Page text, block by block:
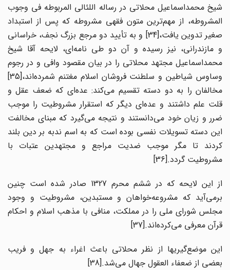
شیخ محمداسماعیل محلاتی در رساله اللئالی المربوطه فی وجوب
المشروطه، از مهم‌ترین متون فقهی مشروطه که پس از استبداد
صغیر تدوین یافت،[34] و به تأیید دو مرجع بزرگ نجف، خراسانی
و مازندرانی، نیز رسیده و آن دو طی نامه‌ای، لایحه آقا شیخ
محمداسماعیل مجتهد محلاتی را در بیان مقصود وافی و در رجوم
وساوس شیاطین و سلطنت فروشان اسلام مغتنم شمرده‌اند،[35]
مخالفان را به دو دسته تقسیم می‌کند: عده‌ای که ضعف عقل و
قلت علم داشتند و عده‌ای دیگر که استقرار مشروطیت را موجب
ضرر و زیان خود می‌دانستند و نتیجه می‌گیرد که مبنای مخالفت
این دسته تسویلات نفسی بوده است که به اسم ندبه بر دین بلند
کردند تا مگر موجب ضدیت مراجع و مجتهدین عتبات با
مشروطیت گردد.[36]
از این لایحه که در ششم محرم 1327 صادر شده است چنین
برمی‌آید که مشروعه‌خواهان و مستبدین، مشروطیت و وجود
مجلس شورای ملی را در مملکت، منافی با مذهب اسلام و احکام
قرآن معرفی می‌کرده‌‌اند.[37]
این موضع‌گیریها از نظر محلاتی باعث اغراء به جهل و فریب
بعضی از ضعفاء العقول جهال می‌شد.[38]